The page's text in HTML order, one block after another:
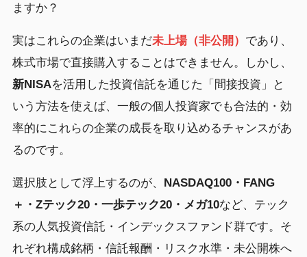
ますか？
実はこれらの企業はいまだ未上場（非公開） であり、
株式市場で直接購入することはできません。しかし、
新NISAを活用した投資信託を通じた「間接投資」と
いう方法を使えば、一般の個人投資家でも合法的・効
率的にこれらの企業の成長を取り込めるチャンスがあ
るのです。
選択肢として浮上するのが、 NASDAQ100・FANG
＋・Zテック20・一歩テック20・メガ10など、テック
系の人気投資信託・インデックスファンド群です。そ
れぞれ構成銘柄・信託報酬・リスク水準・未公開株へ